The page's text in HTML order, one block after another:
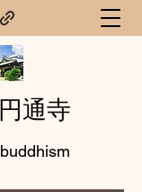
通寺